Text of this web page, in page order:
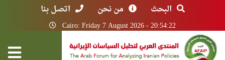
البحث من نحن اتصل بنا
Cairo: Friday 7 August 2026 - 20:54:22